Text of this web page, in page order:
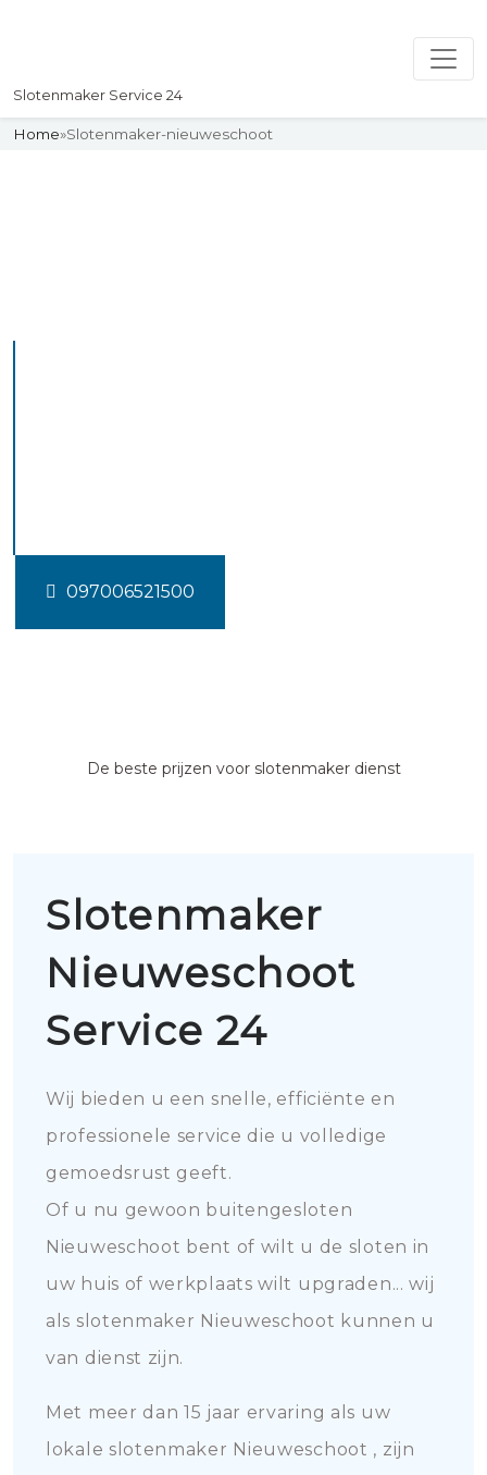
Slotenmaker Service 24
Home»Slotenmaker-nieuweschoot
097006521500
De beste prijzen voor slotenmaker dienst
Slotenmaker
Nieuweschoot
Service 24
Wij bieden u een snelle, efficiënte en
professionele service die u volledige
gemoedsrust geeft.
Of u nu gewoon buitengesloten
Nieuweschoot bent of wilt u de sloten in
uw huis of werkplaats wilt upgraden... wij
als slotenmaker Nieuweschoot kunnen u
van dienst zijn.
Met meer dan 15 jaar ervaring als uw
lokale slotenmaker Nieuweschoot , zijn